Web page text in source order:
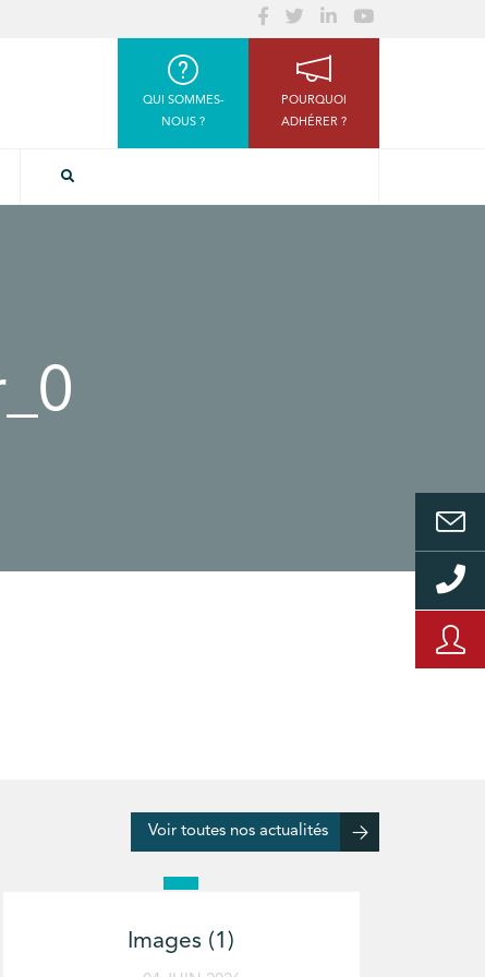
QUI SOMMES-
NOUS ?
POURQUOI
ADHÉRER ?
Voir toutes nos actualités
Images (1)